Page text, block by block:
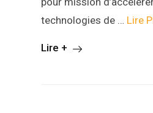
technologies de … Lire
Lire +